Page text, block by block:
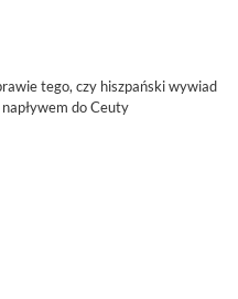
tego, czy hiszpański wywiad
do Ceuty